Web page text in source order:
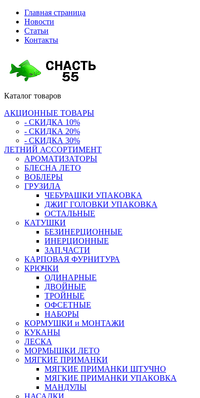
Главная страница
Новости
Статьи
Контакты
Каталог товаров
АКЦИОННЫЕ ТОВАРЫ
- СКИДКА 10%
- СКИДКА 20%
- СКИДКА 30%
ЛЕТНИЙ АССОРТИМЕНТ
АРОМАТИЗАТОРЫ
БЛЕСНА ЛЕТО
ВОБЛЕРЫ
ГРУЗИЛА
ЧЕБУРАШКИ УПАКОВКА
ДЖИГ ГОЛОВКИ УПАКОВКА
ОСТАЛЬНЫЕ
КАТУШКИ
БЕЗИНЕРЦИОННЫЕ
ИНЕРЦИОННЫЕ
ЗАП.ЧАСТИ
КАРПОВАЯ ФУРНИТУРА
КРЮЧКИ
ОДИНАРНЫЕ
ДВОЙНЫЕ
ТРОЙНЫЕ
ОФСЕТНЫЕ
НАБОРЫ
КОРМУШКИ и МОНТАЖИ
КУКАНЫ
ЛЕСКА
МОРМЫШКИ ЛЕТО
МЯГКИЕ ПРИМАНКИ
МЯГКИЕ ПРИМАНКИ ШТУЧНО
МЯГКИЕ ПРИМАНКИ УПАКОВКА
МАНДУЛЫ
НАСАДКИ